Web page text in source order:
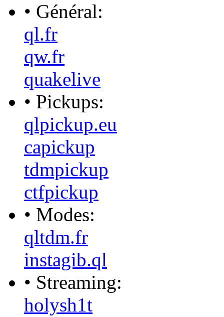
• Général:
ql.fr
qw.fr
quakelive
• Pickups:
qlpickup.eu
capickup
tdmpickup
ctfpickup
• Modes:
qltdm.fr
instagib.ql
• Streaming:
holysh1t